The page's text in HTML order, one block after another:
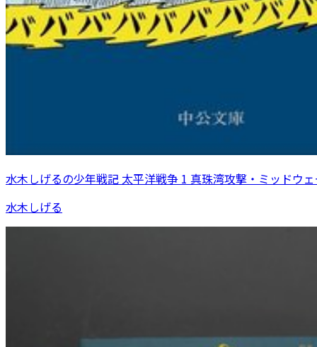
水木しげるの少年戦記 太平洋戦争 1 真珠湾攻撃・ミッドウ
水木しげる